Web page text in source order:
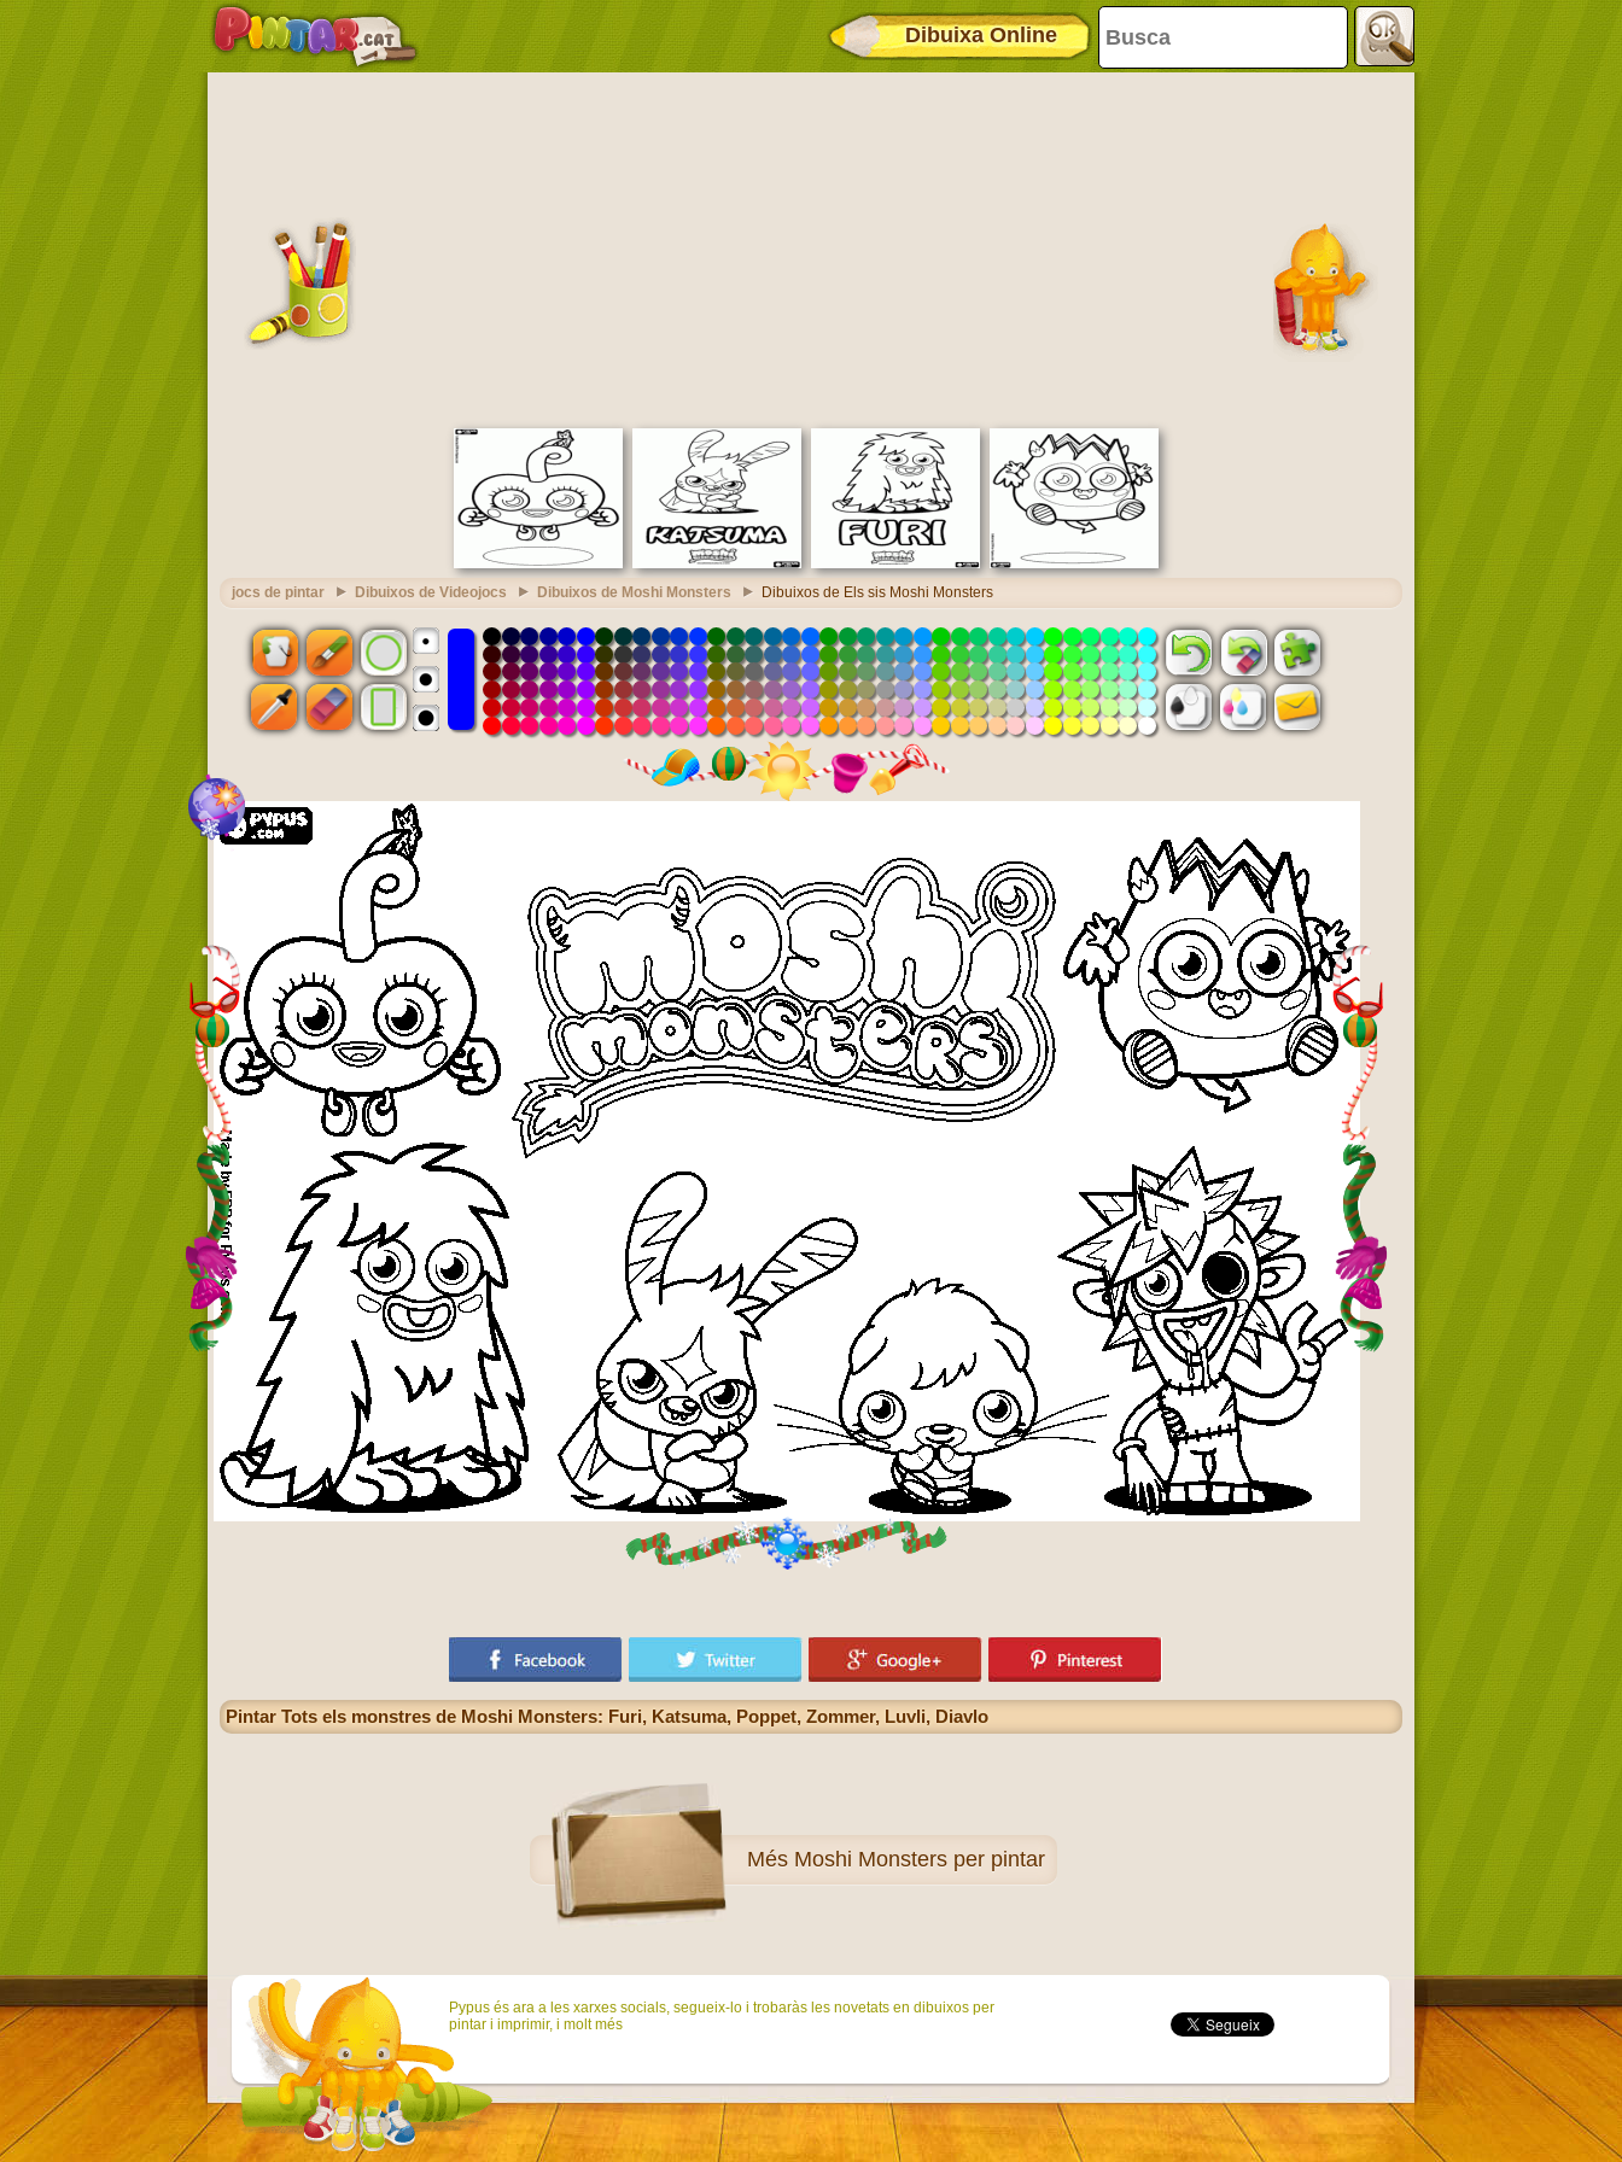
Dibuixa Online
jocs de pintar Dibuixos de Videojocs Dibuixos de Moshi Monsters Dibuixos de Els sis Moshi Monsters
Pintar Tots els monstres de Moshi Monsters: Furi, Katsuma, Poppet, Zommer, Luvli, Diavlo
Més Moshi Monsters per pintar
Pypus és ara a les xarxes socials, segueix-lo i trobaràs les novetats en dibuixos per
pintar i imprimir, i molt més